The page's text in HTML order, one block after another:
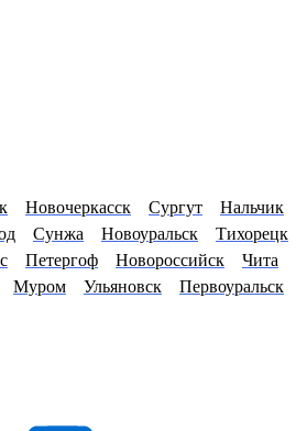
Новочеркасск Сургут
Нальчик
Сунжа Новоуральск
Тихорецк
Петергоф Новороссийск
Чита
Муром Ульяновск
Первоуральск